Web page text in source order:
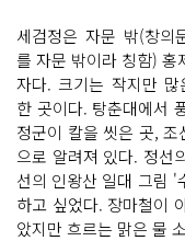
세검정은 자문 밖(창의
를 자문 밖이라 칭함) 홍
자다. 크기는 작지만
한 곳이다. 탕춘대에서
정군이 칼을 씻은 곳,
으로 알려져 있다. 정선
선의 인왕산 일대 그림 '
하고 싶었다. 장마철이
았지만 흐르는 맑은 물